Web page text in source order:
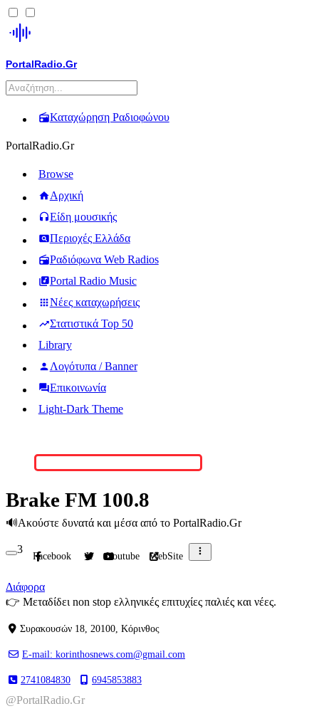
PortalRadio.Gr
Καταχώρηση Ραδιοφώνου
PortalRadio.Gr
Browse
Αρχική
Είδη μουσικής
Περιοχές Ελλάδα
Ραδιόφωνα Web Radios
Portal Radio Music
Νέες καταχωρήσεις
Στατιστικά Top 50
Library
Λογότυπα / Banner
Επικοινωνία
Light-Dark Theme
Brake FM 100.8
🔊Ακούστε δυνατά και μέσα από το PortalRadio.Gr
3
Facebook X Youtube WebSite
Διάφορα
👉 Μεταδίδει non stop ελληνικές επιτυχίες παλιές και νέες.
Συρακουσών 18, 20100, Κόρινθος
E-mail: korinthosnews.com@gmail.com
2741084830 6945853883
@PortalRadio.Gr